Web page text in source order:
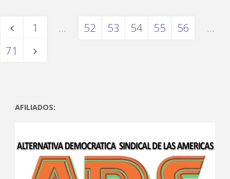
1 … 52 53 54 55 56
…
71
AFILIADOS: